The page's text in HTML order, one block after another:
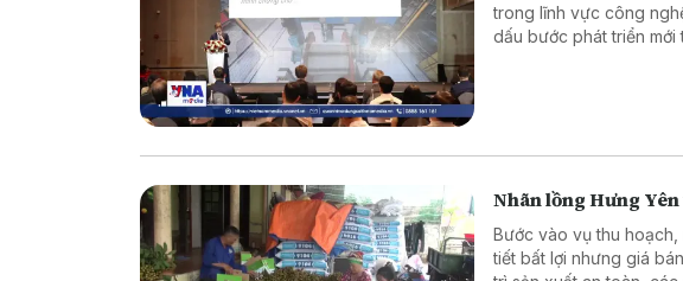
trong lĩnh vực công
dấu bước phát triển
Nhãn lồng Hưng
Bước vào vụ thu hoạch,
tiết bất lợi nhưng giá